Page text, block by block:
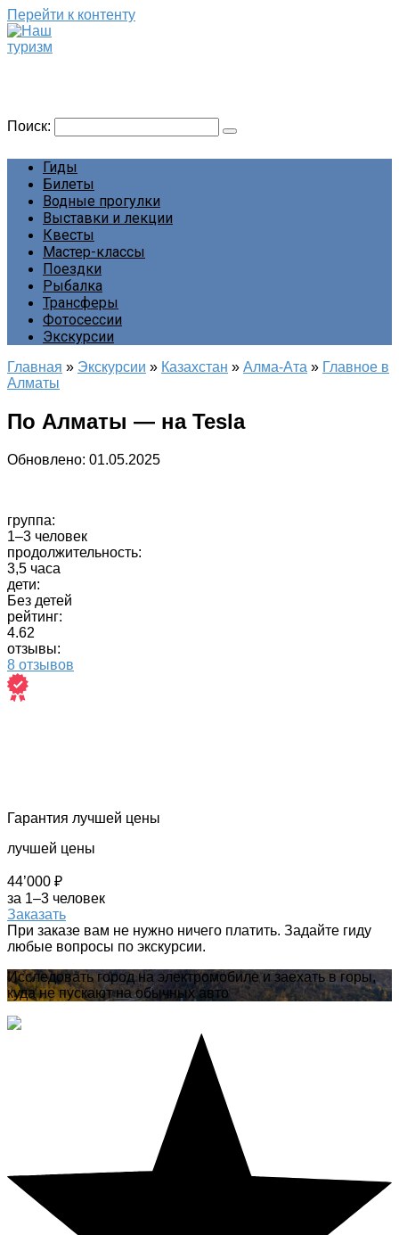
Перейти к контенту
Поиск:
Гиды
Билеты
Водные прогулки
Выставки и лекции
Квесты
Мастер-классы
Поездки
Рыбалка
Трансферы
Фотосессии
Экскурсии
Главная » Экскурсии » Казахстан » Алма-Ата » Главное в
Алматы
По Алматы — на Tesla
Обновлено: 01.05.2025
группа:
1–3 человек
продолжительность:
3,5 часа
дети:
Без детей
рейтинг:
4.62
отзывы:
8 отзывов
Гарантия лучшей цены
лучшей цены
44’000 ₽
за 1–3 человек
Заказать
При заказе вам не нужно ничего платить. Задайте гиду
любые вопросы по экскурсии.
Исследовать город на электромобиле и заехать в горы,
куда не пускают на обычных авто